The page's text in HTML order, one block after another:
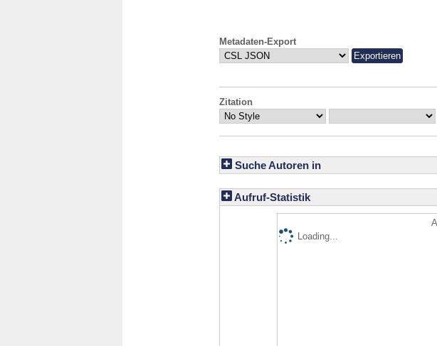
Metadaten-Export
Zitation
Suche Autoren in
Aufruf-Statistik
Loading...